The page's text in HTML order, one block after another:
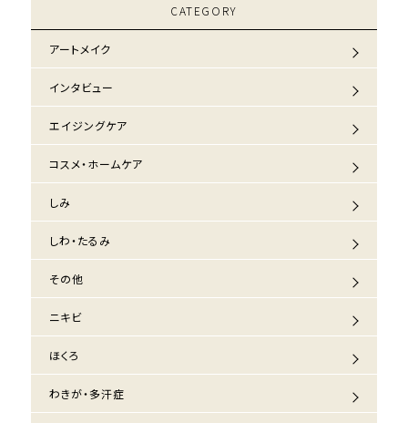
CATEGORY
アートメイク
インタビュー
エイジングケア
コスメ・ホームケア
しみ
しわ・たるみ
その他
ニキビ
ほくろ
わきが・多汗症